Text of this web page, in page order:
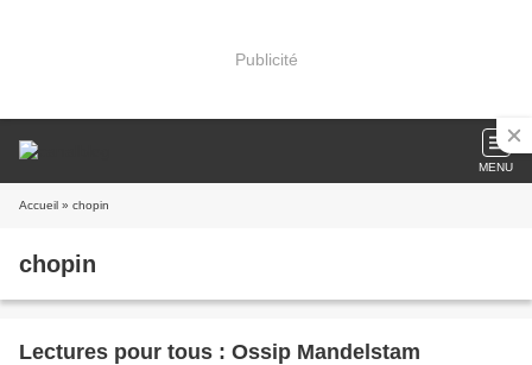
Publicité
MENU
Accueil » chopin
chopin
Lectures pour tous : Ossip Mandelstam